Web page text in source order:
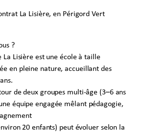
La Lisière, en Périgord Vert
?
La Lisière est une école à taille
en pleine nature, accueillant des
de deux groupes multi-âge (3–6 ans
équipe engagée mêlant pédagogie,
20 enfants) peut évoluer selon la